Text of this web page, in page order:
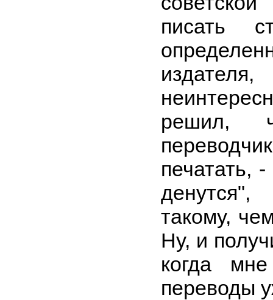
писать
решил,
печатать,
денутся",
такому,
Ну, и
когда
переводы